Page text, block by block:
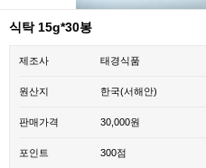
식탁 15g*30봉
제조사 태경식품
원산지 한국(서해안)
판매가격 30,000원
포인트 300점